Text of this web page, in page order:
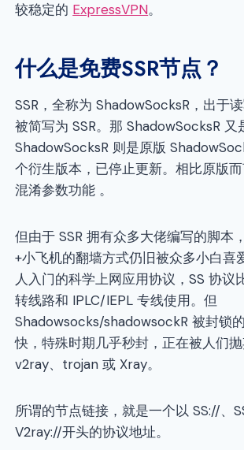
较稳定的 ExpressVPN。
什么是免费SSR节点？
SSR，全称为 ShadowSocksR，出于
被简写为 SSR。那 ShadowSocksR 又
ShadowSocksR 则是原版
个衍生版本，已停止更新。相比原版
混淆参数功能 。
但由于 SSR 拥有众多大佬编写的脚本
+小飞机的翻墙方式仍旧被众多小白喜
人入门的科学上网应用协议，SS 协议
转线路和 IPLC/IEPL 专线使用。但
Shadowsocks/shadowsockR 被封锁
快，特殊时期几乎秒封，正在被人们
v2ray、trojan 或 Xray。
所谓的节点链接，就是一个以 SS://、
V2ray://开头的协议地址。